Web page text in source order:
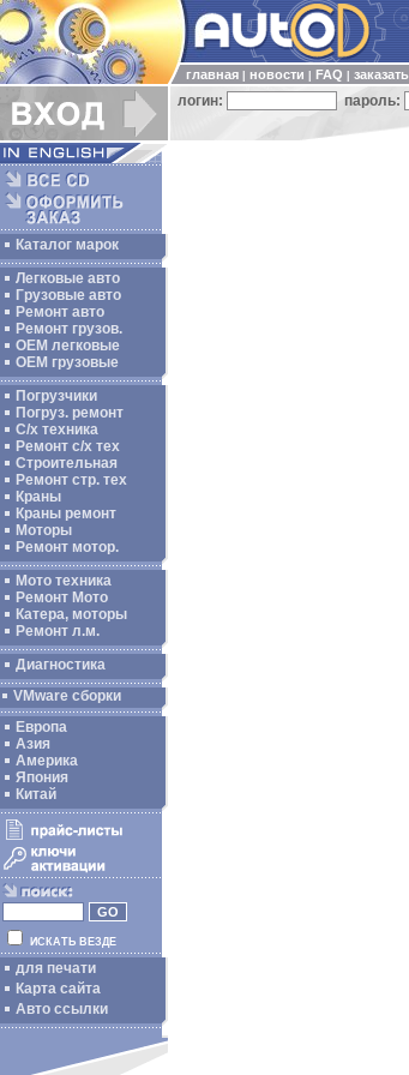
главная новости FAQ заказать
логин: пароль:
Каталог марок
Легковые авто
Грузовые авто
Ремонт авто
Ремонт грузов.
ОЕМ легковые
OEM грузовые
Погрузчики
Погруз. ремонт
С/х техника
Ремонт с/х тех
Строительная
Ремонт стр. тех
Краны
Краны ремонт
Моторы
Ремонт мотор.
Мото техника
Ремонт Мото
Катера, моторы
Ремонт л.м.
Диагностика
VMware сборки
Европа
Азия
Америка
Япония
Китай
ИСКАТЬ ВЕЗДЕ
для печати
Карта сайта
Авто ссылки